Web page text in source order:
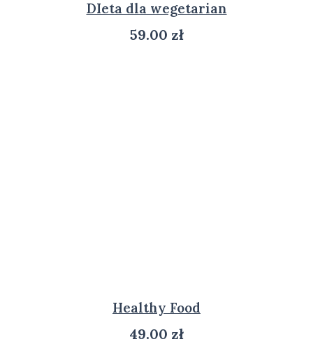
DIeta dla wegetarian
59.00 zł
Healthy Food
49.00 zł